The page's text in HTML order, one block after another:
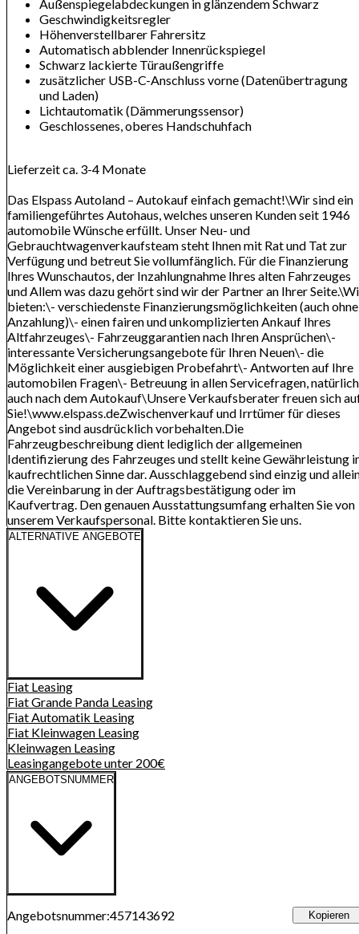
Außenspiegelabdeckungen in glänzendem Schwarz
Geschwindigkeitsregler
Höhenverstellbarer Fahrersitz
Automatisch abblender Innenrückspiegel
Schwarz lackierte Türaußengriffe
zusätzlicher USB-C-Anschluss vorne (Datenübertragung
und Laden)
Lichtautomatik (Dämmerungssensor)
Geschlossenes, oberes Handschuhfach
Lieferzeit ca. 3-4 Monate
Das Elspass Autoland – Autokauf einfach gemacht!\Wir sind ein
familiengeführtes Autohaus, welches unseren Kunden seit 1946
automobile Wünsche erfüllt. Unser Neu- und
Gebrauchtwagenverkaufsteam steht Ihnen mit Rat und Tat zur
Verfügung und betreut Sie vollumfänglich. Für die Finanzierung
Ihres Wunschautos, der Inzahlungnahme Ihres alten Fahrzeuges
und Allem was dazu gehört sind wir der Partner an Ihrer
bieten:\- verschiedenste Finanzierungsmöglichkeiten (auch ohne
Anzahlung)\- einen fairen und unkomplizierten Ankauf Ihres
Altfahrzeuges\- Fahrzeuggarantien nach Ihren Ansprüchen\-
interessante Versicherungsangebote für Ihren Neuen\- die
Möglichkeit einer ausgiebigen Probefahrt\- Antworten auf Ihre
automobilen Fragen\- Betreuung in allen Servicefragen, natürlich
auch nach dem Autokauf\Unsere Verkaufsberater freuen sich
Sie!\www.elspass.deZwischenverkauf und Irrtümer für dieses
Angebot sind ausdrücklich vorbehalten.Die
Fahrzeugbeschreibung dient lediglich der allgemeinen
Identifizierung des Fahrzeuges und stellt keine Gewährleistung
kaufrechtlichen Sinne dar. Ausschlaggebend sind einzig und
die Vereinbarung in der Auftragsbestätigung oder im
Kaufvertrag. Den genauen Ausstattungsumfang erhalten Sie von
unserem Verkaufspersonal. Bitte kontaktieren Sie uns.
ALTERNATIVE ANGEBOTE
Fiat Leasing
Fiat Grande Panda Leasing
Fiat Automatik Leasing
Fiat Kleinwagen Leasing
Kleinwagen Leasing
Leasingangebote unter 200€
ANGEBOTSNUMMER
Angebotsnummer:457143692 Kopieren